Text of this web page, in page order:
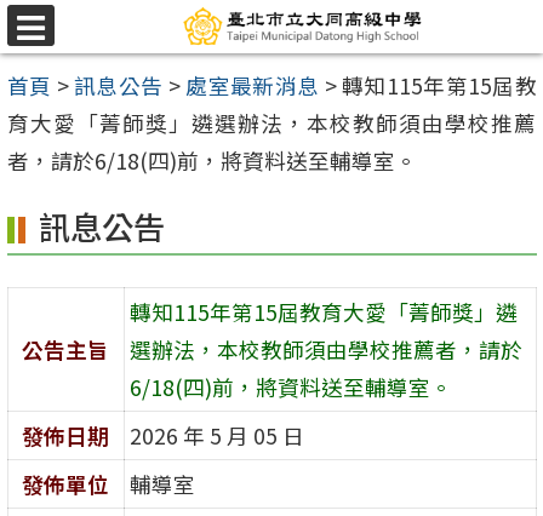
跳
至
主
要
內
區
選
單
首頁 >訊息公告 > 處室最新消息 >轉知115年第15屆教
育大愛「菁師獎」遴選辦法，本校教師須由學校推薦
者，請於6/18(四)前，將資料送至輔導室。
訊息公告
公告主旨
轉知115年第15屆教育大愛「菁師獎」遴
選辦法，本校教師須由學校推薦者，請於
6/18(四)前，將資料送至輔導室。
發佈日期
2026 年 5 月 05 日
發佈單位
輔導室